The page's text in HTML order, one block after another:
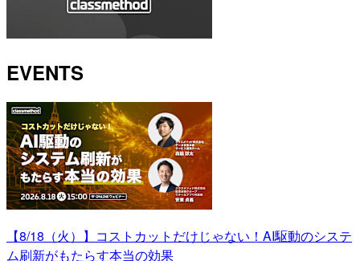
EVENTS
【8/18（火）】コストカットだけじゃない！AI駆動のシステ
ム刷新がもたらす本当の効果